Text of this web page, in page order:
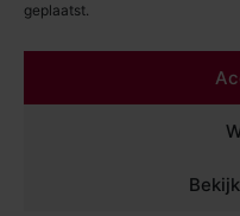
geplaatst.